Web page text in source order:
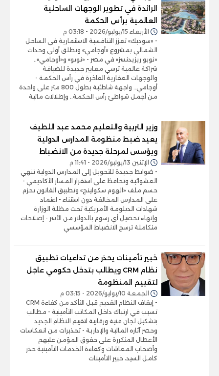
الرائدة في تطوير الوجهات الساحلية
العالمية برأس الحكمة
الأربعاء 15/يوليو/2026 - 03:18 م
- «سوديك» تعزز التنافسية الاستثمارية فى الساحل
الشمالي بمشروع «أوجامي» وتطلق أولى وحدات
«نوبو ريزيدنسز» في مصر - «نوبو» و«أوجامي»..
شراكة عالمية ترسي معايير جديدة للضيافة
والوجهات العقارية الفاخرة في رأس الحكمة -
أوجامي.. واجهة شاطئية بطول 800 متر على واحدة
من أجمل شواطئ رأس الحكمة.. وإطلالات مائية
وزير التربية والتعليم محمد عبد اللطيف
يعيد ضبط منظومة المدارس الدولية
ويؤسس لمرحلة جديدة من الانضباط
الإثنين 13/يوليو/2026 - 11:41 م
- ضوابط جديدة للتحويل إلى المدارس الدولية تنهي
العشوائية وتحافظ على استقرار المسار الأكاديمي -
حسم ملف «الهوم سكولينج» وتطبيق القانون بحزم
على المدارس المخالفة دون استثناء - اعتماد
شهادات الدبلومة الأمريكية تحت مظلة الوزارة
وإنهاء تحصيل أي رسوم بالدولار من الأسر - إصلاحات
متكاملة ترسخ الانضباط المؤسسي
خبير تأمينات يحذر من تداعيات تطبيق
نظام CRM ويطالب بتدخل حكومي عاجل
لتقييم المنظومة
الجمعة 10/يوليو/2026 - 03:15 م
- إيقاف النظام القديم قبل التأكد من كفاءة CRM
تسبب في ارتباك داخل المكاتب التأمينية - مطالب
بتشكيل لجان فنية ورقابية لتقييم النظام الجديد
وحصر آثاره المالية والإدارية - تحذيرات من انعكاسات
الأعطال المتكررة على حقوق المؤمن عليهم
وأصحاب المعاشات وكفاءة الخدمات التأمينية حذر
كامل السيد، خبير التأمينات